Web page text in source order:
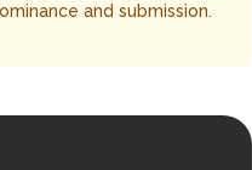
and submission.